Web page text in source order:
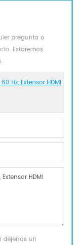
pregunta o
Estaremos
Hz, Extensor HDMI
déjenos un